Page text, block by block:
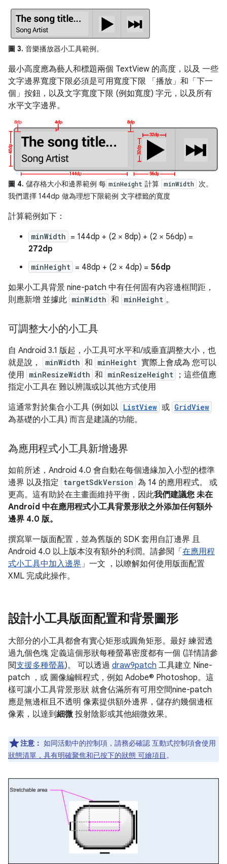
圖 3. 音樂播放器小工具範例。
最小高度應為藝人和標題兩個 TextView 的高度，以及 一些
文字邊界寬度下限必須是可用寬度下限 「播放」 和「下一
個」 按鈕，以及文字寬度下限 (例如寬度) 字元，以及所有
水平文字邊界。
圖 4. 儲存格大小和邊界範例 每 minHeight 計算 minWidth
次。
我們選擇 144dp 做為理想下限範例 文字標籤的寬度
計算範例如下：
minWidth = 144dp + (2 × 8dp) + (2 × 56dp) =
272dp
minHeight = 48dp + (2 × 4dp) = 56dp
如果小工具背景 nine-patch 中有任何固有內容邊框間距，
則應新增 並據此 minWidth 和 minHeight 。
可調整大小的小工具
自 Android 3.1 版起，小工具可水平和/或垂直調整大小，也
就是說，
minWidth 和 minHeight 實際上會成為 您可以
使用 minResizeWidth 和 minResizeHeight
；這些值應
指定小工具在 難以辨識或以其他方式使用
這通常對於集合小工具 (例如以 ListView 或 GridView
為基礎的小工具) 而言是建議的功能。
為應用程式小工具新增邊界
如前所述，Android 4.0 會自動在每個邊緣加入小型的標準
邊界 以及指定 targetSdkVersion 為 14 的應用程式。 或
更高。這有助於在主畫面維持平衡，因此我們建議您 未在
Android 中在應用程式小工具背景形狀之外添加任何額外
邊界 4.0 版。
撰寫單一版面配置，並為舊版的 SDK 套用自訂邊界 且
Android 4.0 以上版本沒有額外的利潤。請參閱「 在應用程
式小工具中加入邊界」一文 ，以瞭解如何使用版面配置
XML 完成此操作。
設計小工具版面配置和背景圖形
大部分的小工具都會有實心矩形或圓角矩形。最好 練習透
過九個色塊 定義這個形狀每種螢幕密度都有一個 (詳情請參
閱支援多種螢幕)。 可以透過 draw9patch 工具建立 Nine-
patch ，或 圖像編輯程式，例如 Adobe® Photoshop。這
樣可讓小工具背景形狀 就會佔滿所有可用空間nine-patch
應是無邊框且不透明 像素提供額外邊界，儲存約幾個邊框
像素，以達到細微 投射陰影或其他細微效果。
注意： 如同活動中的控制項，請務必確認 互動式控制項會使用
狀態清單，具有明確聚焦和已按下的狀態 可繪項目 。